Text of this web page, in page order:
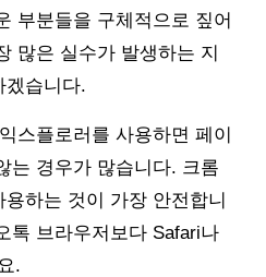
부분들을 구체적으로 짚어
많은 실수가 발생하는 지
겠습니다.
스플로러를 사용하면 페이
는 경우가 많습니다. 크롬
하는 것이 가장 안전합니
톡 브라우저보다 Safari나
.